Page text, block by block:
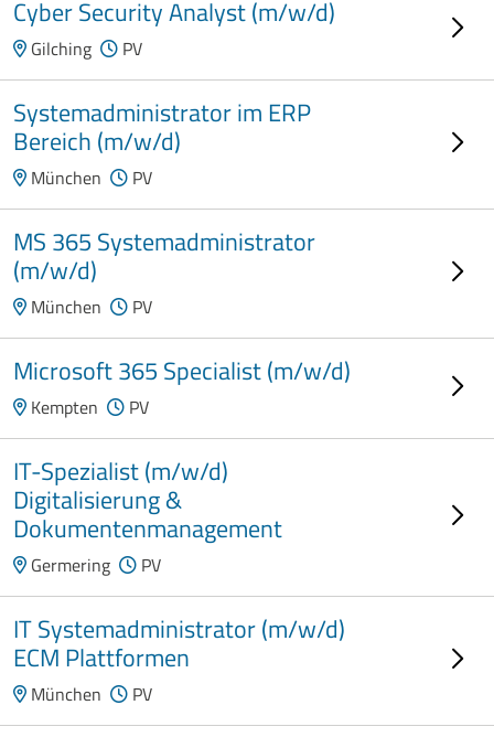
Cyber Security Analyst (m/w/d)
Gilching PV
Systemadministrator im ERP
Bereich (m/w/d)
München PV
MS 365 Systemadministrator
(m/w/d)
München PV
Microsoft 365 Specialist (m/w/d)
Kempten PV
IT-Spezialist (m/w/d)
Digitalisierung &
Dokumentenmanagement
Germering PV
IT Systemadministrator (m/w/d)
ECM Plattformen
München PV